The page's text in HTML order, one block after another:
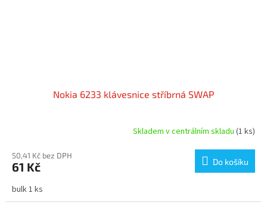
Nokia 6233 klávesnice stříbrná SWAP
Skladem v centrálním skladu (1 ks)
50,41 Kč bez DPH
61 Kč Do košíku
bulk 1 ks